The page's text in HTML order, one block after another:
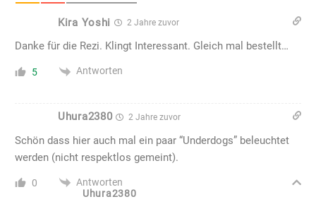
Kira Yoshi 2 Jahre zuvor
Danke für die Rezi. Klingt Interessant. Gleich mal bestellt…
5 Antworten
Uhura2380 2 Jahre zuvor
Schön dass hier auch mal ein paar “Underdogs” beleuchtet
werden (nicht respektlos gemeint).
0
Antworten
Uhura2380